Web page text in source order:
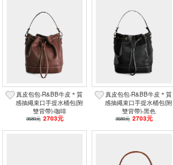
真皮包包-R&BB牛皮＊質
感抽繩束口手提水桶包(附
雙背帶)-咖啡
3680元 2703元
真皮包包-R&BB牛皮＊質
感抽繩束口手提水桶包(附
雙背帶)-黑色
3680元 2703元